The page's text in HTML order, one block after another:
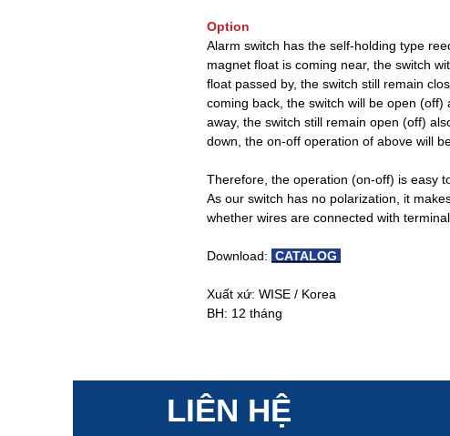
Option
Alarm switch has the self-holding type
magnet float is coming near, the switch
float passed by, the switch still remain
coming back, the switch will be open
away, the switch still remain open (off)
down, the on-off operation of above will
Therefore, the operation (on-off) is easy
As our switch has no polarization, it
whether wires are connected with terminal
Download: CATALOG
Xuất xứ: WISE / Korea
BH: 12 tháng
LIÊN HỆ